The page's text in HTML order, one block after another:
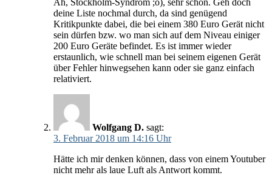
deine Liste nochmal durch, da sind genügend
Kritikpunkte dabei, die bei einem 380 Euro Gerät nicht
sein dürfen bzw. wo man sich auf dem Niveau einiger
200 Euro Geräte befindet. Es ist immer wieder
erstaunlich, wie schnell man bei seinem eigenen Gerät
über Fehler hinwegsehen kann oder sie ganz einfach
relativiert.
Wolfgang D. sagt:
3. Februar 2018 um 14:16 Uhr
Hätte ich mir denken können, dass von einem Youtuber
nicht mehr als laue Luft als Antwort kommt.